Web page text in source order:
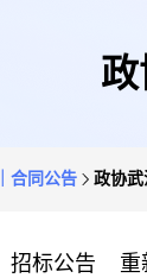
合同公告 政协
招标公告 重